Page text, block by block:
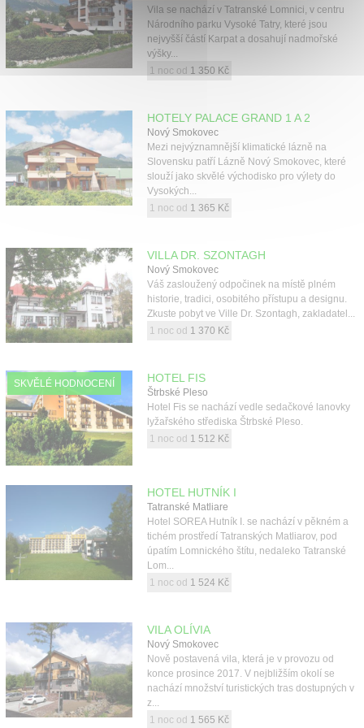
Vila se nachází v Tatranské Lomnici, v centru
Národního parku Vysoké Tatry, které jsou
nejvyšší částí Karpat a dosahují nadmořské
výšky...
1 noc od 1 350 Kč
HOTELY PALACE GRAND 1 A 2
Nový Smokovec
Mezi nejvýznamnější klimatické lázně na
Slovensku patří Lázně Nový Smokovec, které
slouží jako skvělé východisko pro výlety do
Vysokých...
1 noc od 1 365 Kč
VILLA DR. SZONTAGH
Nový Smokovec
Váš zasloužený odpočinek na místě plném
historie, tradici, osobitého přístupu a designu.
Zkuste pobyt ve Ville Dr. Szontagh, zakladatel...
1 noc od 1 370 Kč
SKVĚLÉ HODNOCENÍ HOTEL FIS
Štrbské Pleso
Hotel Fis se nachází vedle sedačkové lanovky
lyžařského střediska Štrbské Pleso.
1 noc od 1 512 Kč
HOTEL HUTNÍK I
Tatranské Matliare
Hotel SOREA Hutník I. se nachází v pěkném a
tichém prostředí Tatranských Matliarov, pod
úpatím Lomnického štítu, nedaleko Tatranské
Lom...
1 noc od 1 524 Kč
VILA OLÍVIA
Nový Smokovec
Nově postavená vila, která je v provozu od
konce prosince 2017. V nejbližším okolí se
nachází množství turistických tras dostupných v
z...
1 noc od 1 565 Kč